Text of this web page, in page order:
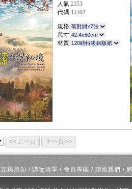
人氣 2353
代碼 TJ302
規格
尺寸
材質
<<上一頁 下一頁>>
完稿須知 / 購物清單 / 會員專區 / 聯絡我們 /